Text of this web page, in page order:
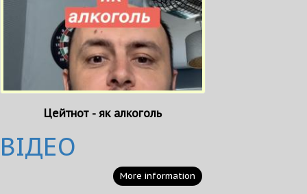
Цейтнот - як алкоголь
ВІДЕО
More information